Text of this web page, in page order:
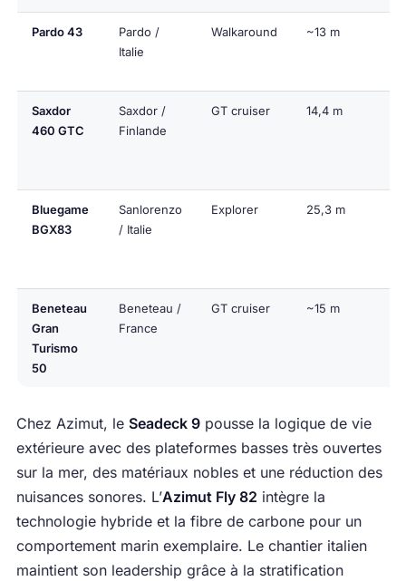
Pardo 43
Pardo /
Italie
Walkaround ~13 m
Saxdor
460 GTC
Saxdor /
Finlande
GT cruiser 14,4 m
Bluegame
BGX83
Sanlorenzo
/ Italie
Explorer 25,3 m
Beneteau
Gran
Turismo
50
Beneteau /
France
GT cruiser ~15 m
Chez Azimut, le Seadeck 9pousse la logique de vie
extérieure avec des plateformes basses très ouvertes
sur la mer, des matériaux nobles et une réduction des
nuisances sonores. L’Azimut Fly 82 intègre la
technologie hybride et la fibre de carbone pour un
comportement marin exemplaire. Le chantier italien
maintient son leadership grâce à la stratification